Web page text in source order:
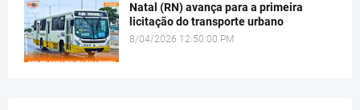
Natal (RN) avança para a primeira
licitação do transporte urbano
8/04/2026 12:50:00 PM